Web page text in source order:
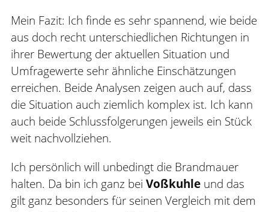
Mein Fazit: Ich finde es sehr spannend, wie beide
aus doch recht unterschiedlichen Richtungen in
ihrer Bewertung der aktuellen Situation und
Umfragewerte sehr ähnliche Einschätzungen
erreichen. Beide Analysen zeigen auch auf, dass
die Situation auch ziemlich komplex ist. Ich kann
auch beide Schlussfolgerungen jeweils ein Stück
weit nachvollziehen.
Ich persönlich will unbedingt die Brandmauer
halten. Da bin ich ganz bei Voßkuhle und das
gilt ganz besonders für seinen Vergleich mit dem